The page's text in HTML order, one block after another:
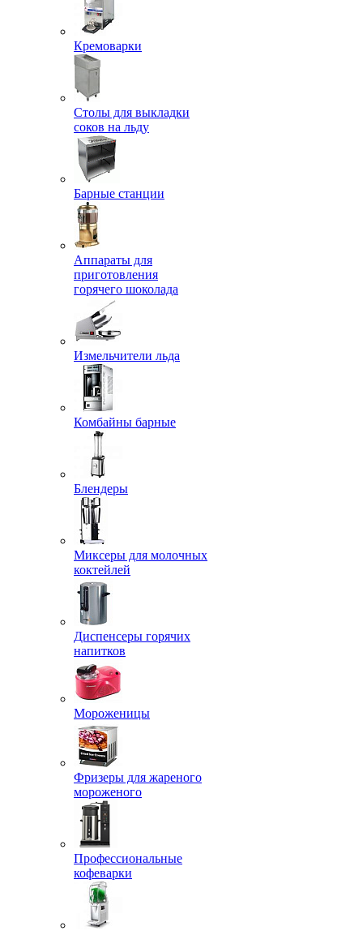
Кремоварки
Столы для выкладки
соков на льду
Барные станции
Аппараты для
приготовления
горячего шоколада
Измельчители льда
Комбайны барные
Блендеры
Миксеры для молочных
коктейлей
Диспенсеры горячих
напитков
Мороженицы
Фризеры для жареного
мороженого
Профессиональные
кофеварки